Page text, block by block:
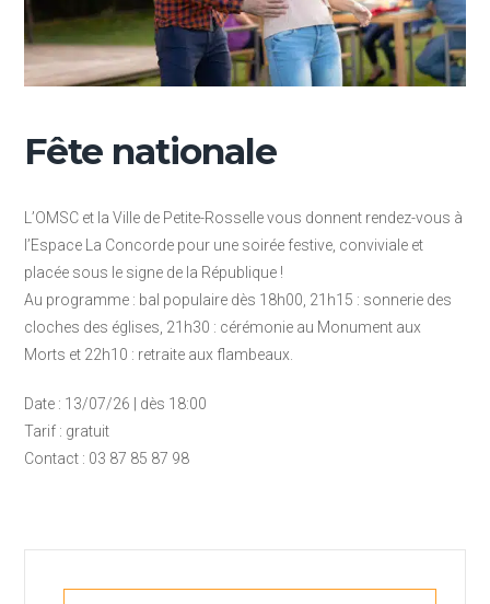
Fête nationale
L’OMSC et la Ville de Petite-Rosselle vous donnent rendez-vous à
l’Espace La Concorde pour une soirée festive, conviviale et
placée sous le signe de la République !
Au programme : bal populaire dès 18h00, 21h15 : sonnerie des
cloches des églises, 21h30 : cérémonie au Monument aux
Morts et 22h10 : retraite aux flambeaux.
Date : 13/07/26 | dès 18:00
Tarif : gratuit
Contact : 03 87 85 87 98